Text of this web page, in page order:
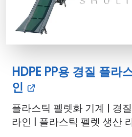
HDPE PP용 경질 플라
인
플라스틱 펠렛화 기계 | 경
라인 | 플라스틱 펠렛 생산